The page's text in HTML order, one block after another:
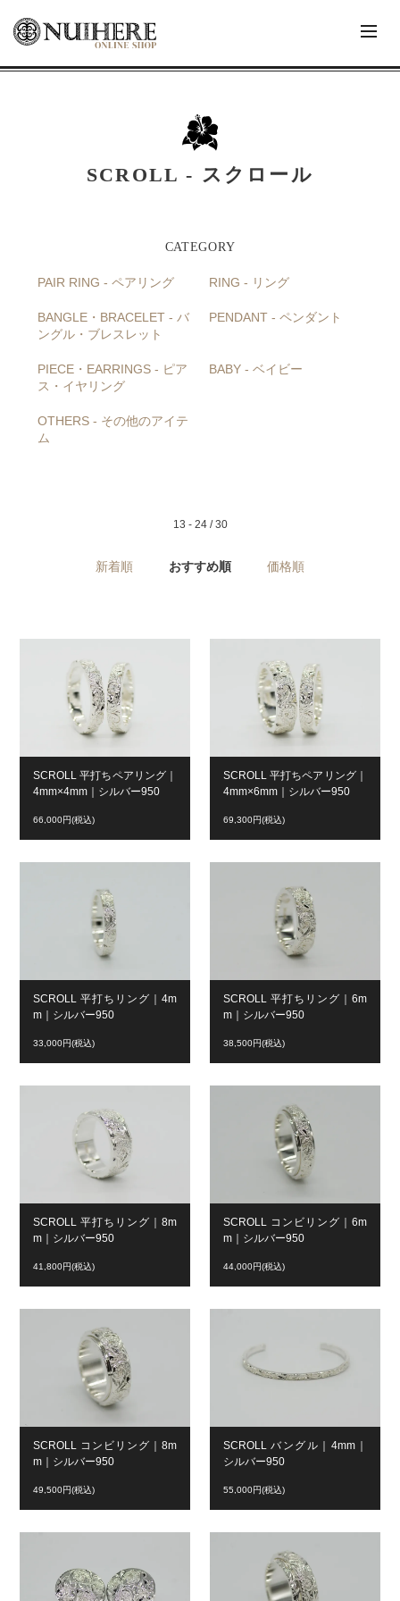
SCROLL - スクロール
PAIR RING - ペアリング RING - リング
BANGLE・BRACELET - バ
ングル・ブレスレット
PENDANT - ペンダント
PIECE・EARRINGS - ピア
ス・イヤリング
BABY - ベイビー
OTHERS - その他のアイテ
ム
13 - 24 / 30
新着順 おすすめ順 価格順
SCROLL 平打ちペアリング｜
4mm×4mm｜シルバー950
66,000円(税込)
SCROLL 平打ちペアリング｜
4mm×6mm｜シルバー950
69,300円(税込)
SCROLL 平打ちリング｜4m
m｜シルバー950
33,000円(税込)
SCROLL 平打ちリング｜6m
m｜シルバー950
38,500円(税込)
SCROLL 平打ちリング｜8m
m｜シルバー950
41,800円(税込)
SCROLL コンビリング｜6m
m｜シルバー950
44,000円(税込)
SCROLL コンビリング｜8m
m｜シルバー950
49,500円(税込)
SCROLL バングル｜4mm｜
シルバー950
55,000円(税込)